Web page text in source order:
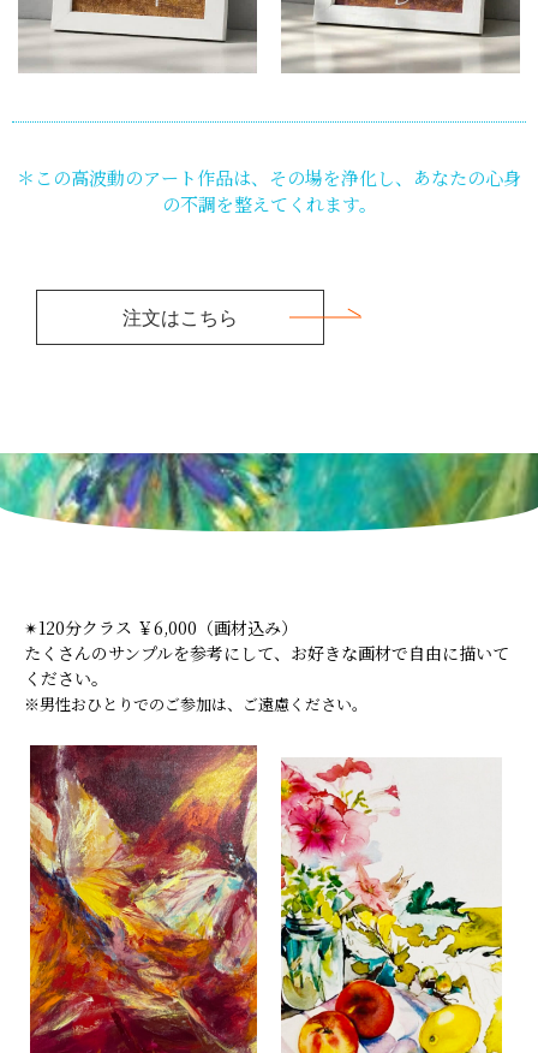
＊この高波動のアート作品は、その場を浄化し、あなたの心身
の不調を整えてくれます。
注文はこちら
✴︎120分クラス ￥6,000（画材込み）
たくさんのサンプルを参考にして、お好きな画材で自由に描いて
ください。
※男性おひとりでのご参加は、ご遠慮ください。